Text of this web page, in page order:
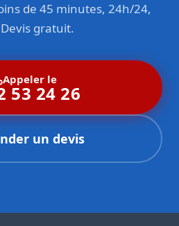
de 45 minutes, 24h/24,
gratuit.
Appeler le
53 24 26
un devis